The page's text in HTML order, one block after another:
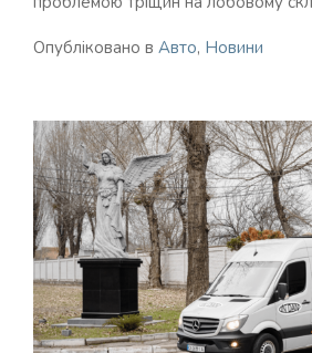
Опубліковано в Авто, Новини